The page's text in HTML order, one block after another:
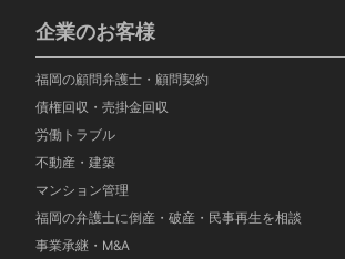
企業のお客様
福岡の顧問弁護士・顧問契約
債権回収・売掛金回収
労働トラブル
不動産・建築
マンション管理
福岡の弁護士に倒産・破産・民事再生を相談
事業承継・M&A